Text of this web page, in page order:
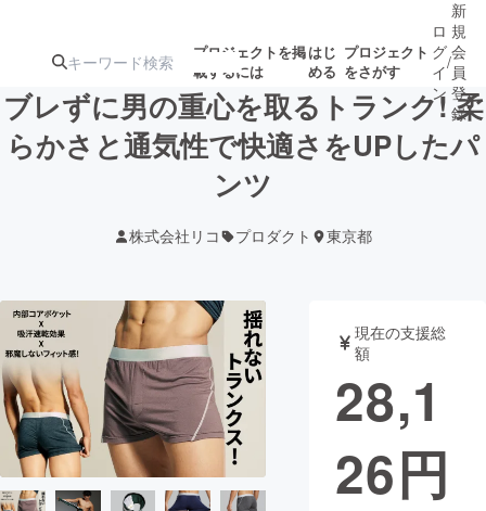
プロジェクトを掲
載するには
はじ
める
プロジェクト
をさがす
注目の新着プロ募集終了が近いプ
テクノロジー・ガジェット
映像・映画 書籍・雑誌
ビジネス・起業 チャレンジ
ロ
グ
イ
ン
/
新
規
会
員
登
録
ブレずに男の重心を取るトランク! 柔
らかさと通気性で快適さをUPしたパ
ンツ
株式会社リコ プロダクト 東京都
現在の支援総
額
28,1
26円